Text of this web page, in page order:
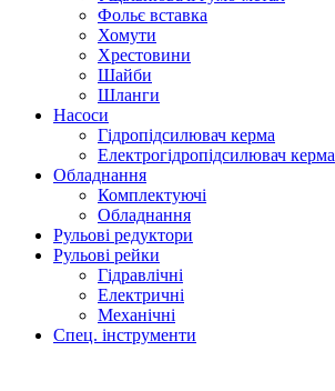
Фольє вставка
Хомути
Хрестовини
Шайби
Шланги
Насоси
Гідропідсилювач керма
Електрогідропідсилювач керма
Обладнання
Комплектуючі
Обладнання
Рульові редуктори
Рульові рейки
Гідравлічні
Електричні
Механічні
Спец. інструменти